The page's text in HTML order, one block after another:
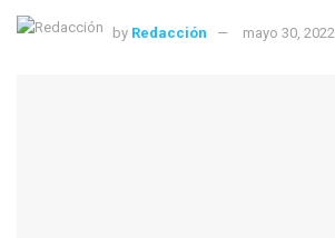
by Redacción mayo 30, 2022